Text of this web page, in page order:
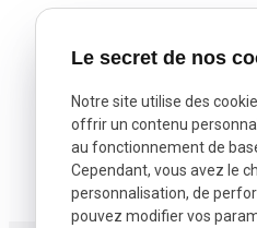
activités préférées
de 20 ans
nous confiance pour
X (formerly Twitter) est
Le secret de nos
Notre site utilise des
offrir un contenu
au fonctionnement de
Cependant, vous avez le
personnalisation, de
pouvez modifier vos